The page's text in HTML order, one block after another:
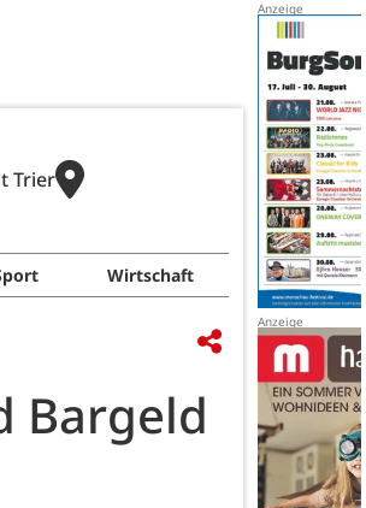
Trier
Wirtschaft
Bargeld